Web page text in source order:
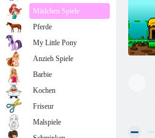
Mädchen Spiele
Pferde
My Little Pony
Anzieh Spiele
Barbie
Kochen
Friseur
Malspiele